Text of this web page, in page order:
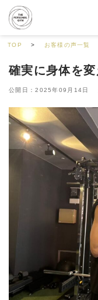
TOP お客様の声一覧
確実に身体を変
公開日：2025年09月14日